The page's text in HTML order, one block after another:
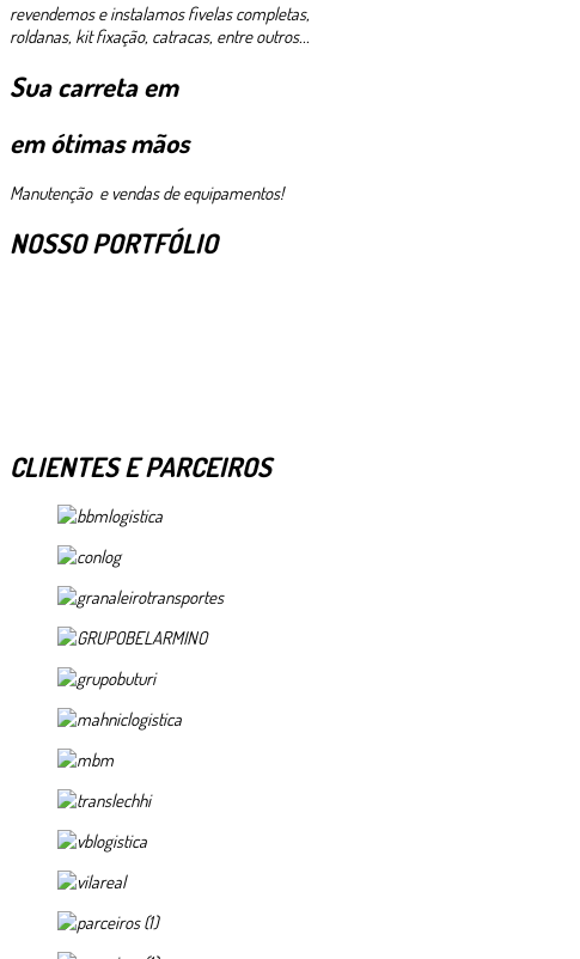
revendemos e instalamos fivelas completas,
roldanas, kit fixação, catracas, entre outros...
Sua carreta em
em ótimas mãos
Manutenção e vendas de equipamentos!
NOSSO PORTFÓLIO
CLIENTES E PARCEIROS